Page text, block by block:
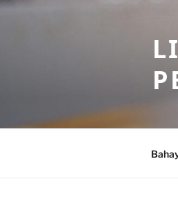
Skip